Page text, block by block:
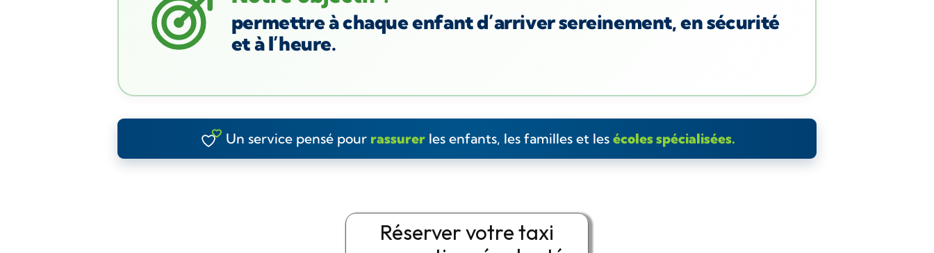
permettre à chaque enfant d’arriver sereinement, en sécurité
et à l’heure.
Un service pensé pour rassurerles enfants, les familles et les écoles spécialisées.
Réserver votre taxi